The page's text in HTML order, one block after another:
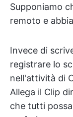
Supponiamo
remoto e
Invece di
registrare lo
nell'attività di
Allega il Clip
che tutti